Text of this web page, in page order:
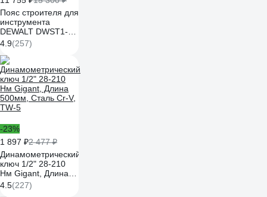
Пояс строителя для
инструмента
DEWALT DWST1-
75552
4.9(257)
-23%
1 897 ₽2 477 ₽
Динамометрический
ключ 1/2" 28-210
Нм Gigant, Длина
500мм, Сталь Cr-V,
TW-5
4.5(227)